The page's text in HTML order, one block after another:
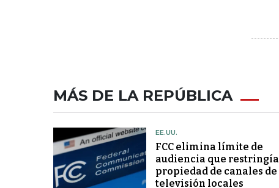
MÁS DE LA REPÚBLICA
EE.UU.
FCC elimina límite de
audiencia que restringía
propiedad de canales de
televisión locales